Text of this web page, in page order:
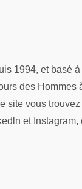
1994, et basé
des
vous
et Instagram,